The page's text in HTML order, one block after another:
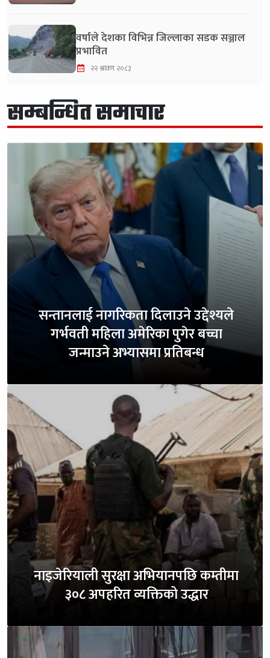
वर्षाले देशका विभिन्न जिल्लाका सडक सञ्जाल
प्रभावित
२२ श्रावण २०८३
सम्बन्धित समाचार
सन्तानलाई नागरिकता दिलाउने उद्देश्यले
गर्भवती महिला अमेरिका पुगेर बच्चा
जन्माउने अभ्यासमा प्रतिबन्ध
नाइजेरियाली सुरक्षा अभियानपछि कम्तीमा
३०८ अपहरित व्यक्तिको उद्धार